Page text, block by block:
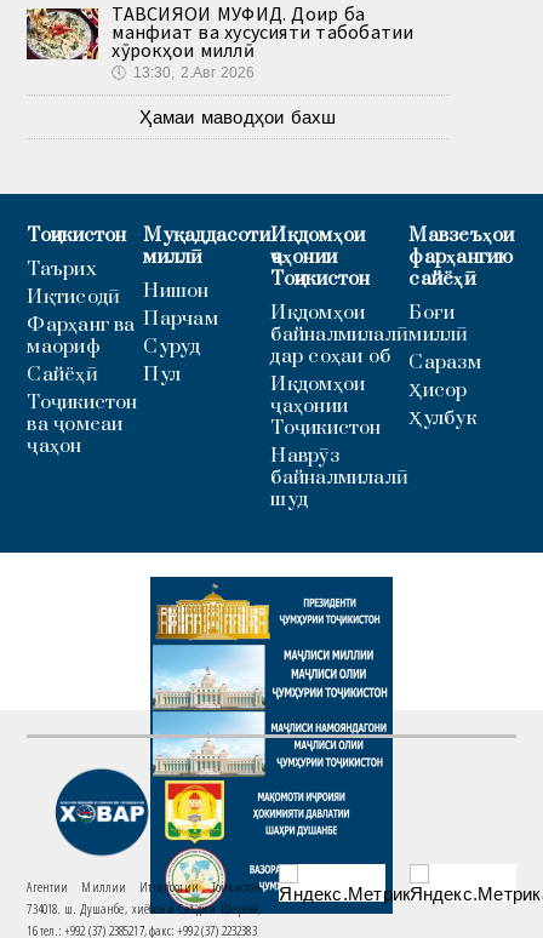
ТАВСИЯҲОИ МУФИД. Доир ба
манфиат ва хусусияти табобатии
хӯрокҳои миллӣ
🕔 13:30, 2.Авг 2026
Ҳамаи маводҳои бахш
Тоҷикистон
Таърих
Иқтисодӣ
Фарҳанг ва
маориф
Сайёҳӣ
Тоҷикистон
ва ҷомеаи
ҷаҳон
Муқаддасоти
миллӣ
Нишон
Парчам
Суруд
Пул
Иқдомҳои
ҷаҳонии
Тоҷикистон
Иқдомҳои
байналмилалӣ
дар соҳаи об
Иқдомҳои
ҷаҳонии
Тоҷикистон
Наврӯз
байналмилалӣ
шуд
Мавзеъҳои
фарҳангию
сайёҳӣ
Боғи
миллӣ
Саразм
Ҳисор
Ҳулбук
Агентии Миллии Иттилоотии Тоҷикистон
734018. ш. Душанбе, хиёбони Саъдии Шерозӣ,
16 тел.: +992 (37) 2385217, факс: +992 (37) 2232383